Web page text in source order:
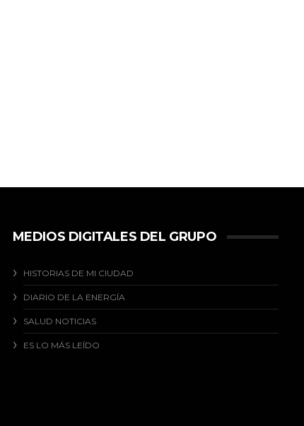
MEDIOS DIGITALES DEL GRUPO
HISTORIAS DE MI CIUDAD
DIARIO DE LA ENERGÍA
SALUD NOTICIAS
ES LO MÁS LEÍDO